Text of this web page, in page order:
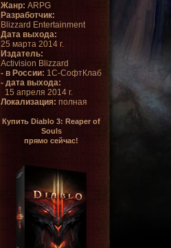
Жанр: ARPG
Разработчик:
Blizzard Entertainment
Дата выхода:
25 марта 2014 г.
Издатель:
Activision Blizzard
- в России: 1С-СофтКлаб
- дата выхода:
15 апреля 2014 г.
Локализация: полная
Купить Diablo 3: Reaper of
Souls
прямо сейчас!